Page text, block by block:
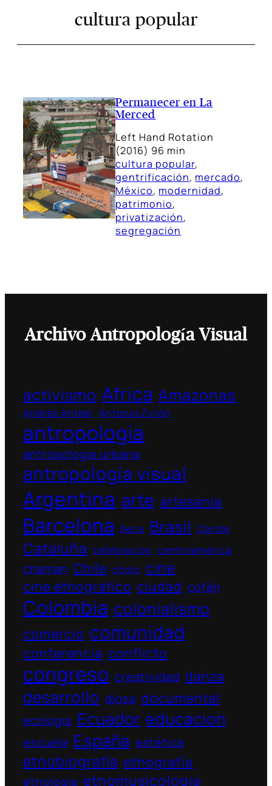
cultura popular
Permanecer en La
Merced
Left Hand Rotation
(2016) 96 min
cultura popular
gentrificación, mercado
México, modernidad
patrimonio
privatización
segregación
Archivo Antropología Visual
activismo Africa Amazonas
Andrés Antebi Antonio Zirión
antropología
antropología urbana
antropología visual
Argentina arte artesania
Barcelona beca Brasil Caribe
Cataluña celebracion centroamérica
chaman Chile cholo cine
cine etnográfico ciudad cofán
Colombia colonialismo
comercio comunidad
conferencia conflicto
congreso creatividad danza
desarrollo diosa documental
ecologia Ecuador educacion
escuela España estética
etnobiografía etnografía
etnología etnomusicologia